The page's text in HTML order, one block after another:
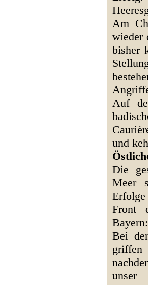
Am
wieder
bisher
Auf
und
Die
Meer
Erfolge
Front
Bayern:
Bei
griffen
unser